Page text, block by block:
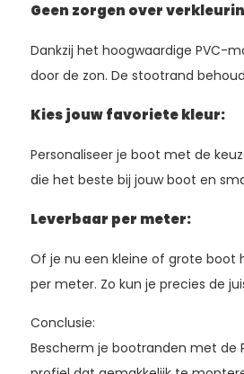
Geen zorgen over
Dankzij het hoogwaardige PVC-
door de zon. De stootrand
Kies jouw favoriete kleur:
Personaliseer je boot met de
die het beste bij jouw boot en
Leverbaar per meter:
Of je nu een kleine of grote boot
per meter. Zo kun je precies de
Conclusie:
Bescherm je bootranden met de